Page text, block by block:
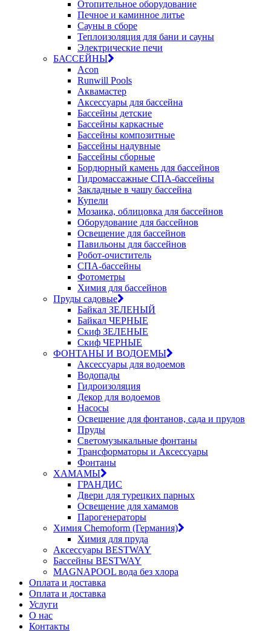
Отопительное оборудование
Печное и каминное литье
Сауны в сборе
Теплоизоляция для бани и сауны
Электрические печи
БАССЕЙНЫ
Acon
Runwill Pools
Аквамастер
Аксессуары для бассейна
Бассейны детские
Бассейны каркасные
Бассейны композитные
Бассейны надувные
Бассейны сборные
Бордюрный камень для бассейнов
Гидромассажные СПА-бассейны
Закладные в чашу бассейна
Купели
Мозаика, облицовка для бассейнов
Оборудование для бассейнов
Освещение для бассейнов
Павильоны для бассейнов
Робот-очиститель
СПА-бассейны
Фотометры
Химия для бассейнов
Пруды садовые
Байкал ЗЕЛЕНЫЙ
Байкал ЧЕРНЫЕ
Скиф ЗЕЛЕНЫЕ
Скиф ЧЕРНЫЕ
ФОНТАНЫ И ВОДОЕМЫ
Аксессуары для водоемов
Водопады
Гидроизоляция
Декор для водоемов
Насосы
Освещение для фонтанов, сада и прудов
Пруды
Светомузыкальные фонтаны
Трансформаторы и Аксессуары
Фонтаны
ХАМАМЫ
ГРАНДИС
Двери для турецких парных
Освещение для хамамов
Парогенераторы
Химия Chemoform (Германия)
Химия для пруда
Аксессуары BESTWAY
Бассейны BESTWAY
MAGNAPOOL вода без хлора
Оплата и доставка
Оплата и доставка
Услуги
О нас
Контакты